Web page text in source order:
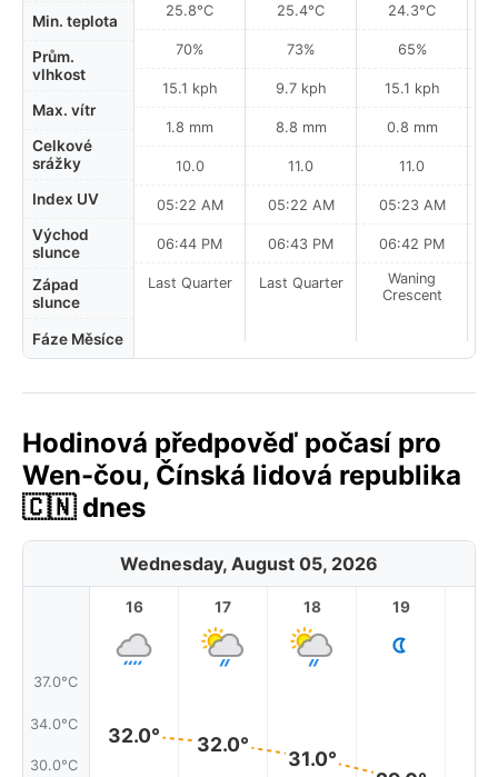
Min. teplota
Prům.
vlhkost
Max. vítr
Celkové
srážky
Index UV
Východ
slunce
Západ
slunce
Fáze Měsíce
25.8°C
70%
15.1 kph
1.8 mm
10.0
05:22 AM
06:44 PM
Last Quarter
25.4°C
73%
9.7 kph
8.8 mm
11.0
05:22 AM
06:43 PM
Last Quarter
24.3°C
65%
15.1 kph
0.8 mm
11.0
05:23 AM
06:42 PM
Waning
Crescent
Hodinová předpověď počasí pro
Wen-čou, Čínská lidová republika
🇨🇳 dnes
Wednesday, August 05, 2026
37.0°C
34.0°C
30.0°C
16
32.0°
17
32.0°
18
31.0°
19